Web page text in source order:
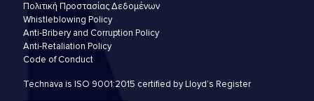
Πολιτική Προστασίας Δεδομένων
Whistleblowing Policy
Anti-Bribery and Corruption Policy
Anti-Retaliation Policy
Code of Conduct
Technava is ISO 9001:2015 certified by Lloyd’s Register